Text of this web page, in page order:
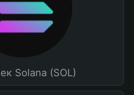
Solana (SOL)